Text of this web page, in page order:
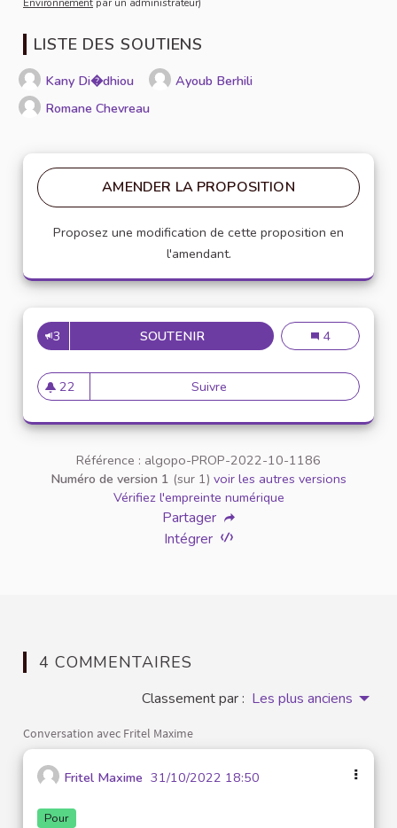
LISTE DES SOUTIENS
Kany Di�dhiou
Ayoub Berhili
Romane Chevreau
AMENDER LA PROPOSITION
Proposez une modification de cette proposition en
l'amendant.
3 SOUTENIRDÉCARBONER LE CYCLE DE
Décarboner le
4
22
22 abonnés
Suivre Décarboner le cycle de vie
Référence : algopo-PROP-2022-10-1186
Numéro de version 1 (sur 1) voir les autres versions
Vérifiez l'empreinte numérique
Partager
Intégrer
4 COMMENTAIRES
Classement par : Les plus anciens
Conversation avec Fritel Maxime
Fritel Maxime 31/10/2022 18:50
Pour